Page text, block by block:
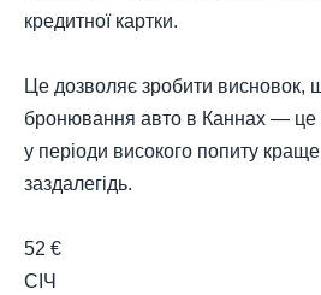
кредитної картки.
Це дозволяє зробити висновок,
бронювання авто в Каннах — це
у періоди високого попиту
заздалегідь.
52 €
СІЧ